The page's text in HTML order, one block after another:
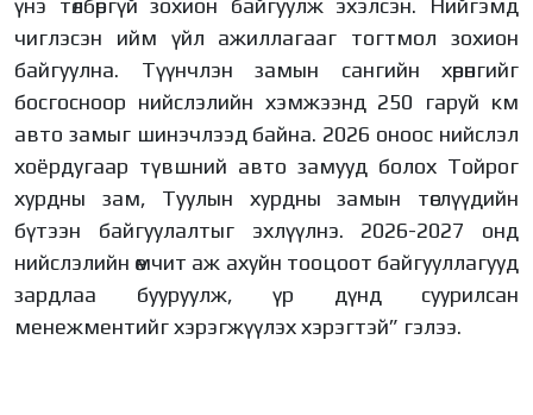
үнэ төлбөргүй зохион байгуулж эхэлсэн. Нийгэмд
чиглэсэн ийм үйл ажиллагааг тогтмол зохион
байгуулна. Түүнчлэн замын сангийн хөрөнгийг
босгосноор нийслэлийн хэмжээнд 250 гаруй км
авто замыг шинэчлээд байна. 2026 оноос нийслэл
хоёрдугаар түвшний авто замууд болох Тойрог
хурдны зам, Туулын хурдны замын төслүүдийн
бүтээн байгуулалтыг эхлүүлнэ. 2026-2027 онд
нийслэлийн өмчит аж ахуйн тооцоот байгууллагууд
зардлаа бууруулж, үр дүнд суурилсан
менежментийг хэрэгжүүлэх хэрэгтэй” гэлээ.